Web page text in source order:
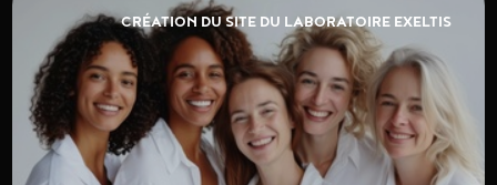
CRÉATION DU SITE DU LABORATOIRE EXELTIS